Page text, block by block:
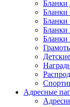
Бланки
Бланки
Бланки
Бланки
Бланки
Адресные